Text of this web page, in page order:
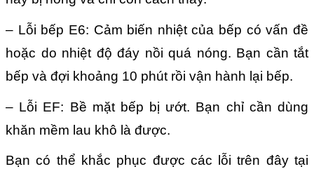
– Lỗi bếp E6: Cảm biến nhiệt của bếp có vấn đề
hoặc do nhiệt độ đáy nồi quá nóng. Bạn cần tắt
bếp và đợi khoảng 10 phút rồi vận hành lại bếp.
– Lỗi EF: Bề mặt bếp bị ướt. Bạn chỉ cần dùng
khăn mềm lau khô là được.
Bạn có thể khắc phục được các lỗi trên đây tại